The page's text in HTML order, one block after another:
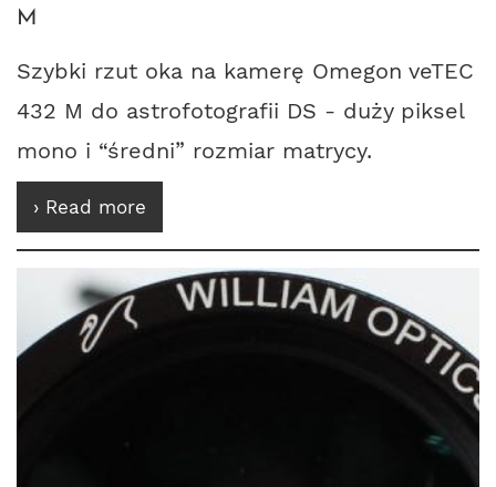
M
Szybki rzut oka na kamerę Omegon veTEC
432 M do astrofotografii DS - duży piksel
mono i
średni rozmiar matrycy.
› Read more